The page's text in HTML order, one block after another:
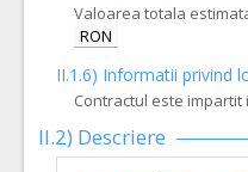
Valoarea totala
RON
II.1.6) Informatii privind
Contractul este impartit
II.2) Descriere